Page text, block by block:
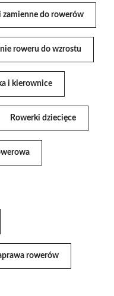
zamienne do rowerów
roweru do wzrostu
i kierownice
Rowerki dziecięce
rowerów